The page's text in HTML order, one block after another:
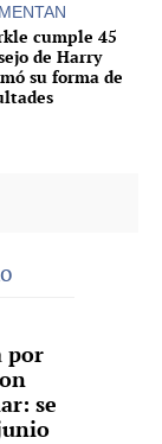
cumple 45
de Harry
su forma de
por
se